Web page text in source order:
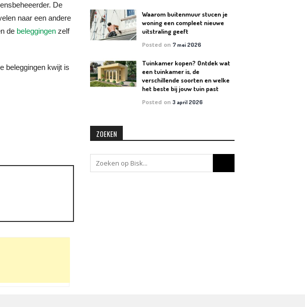
De
naar een andere
de beleggingen zelf
beleggingen kwijt is
Waarom buitenmuur stucen je
woning een compleet nieuwe
uitstraling geeft
Posted on7 mei 2026
Tuinkamer kopen? Ontdek wat
een tuinkamer is, de
verschillende soorten en welke
het beste bij jouw tuin past
Posted on3 april 2026
ZOEKEN